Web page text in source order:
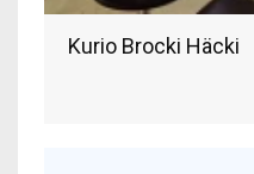
Kurio Brocki Häcki